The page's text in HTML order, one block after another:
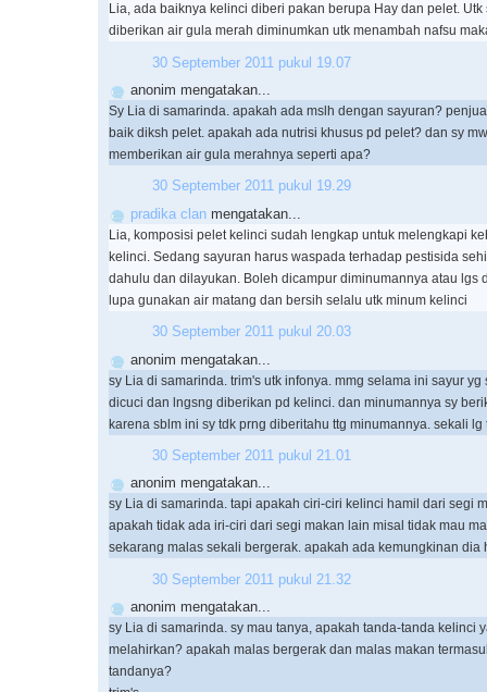
Lia, ada baiknya kelinci diberi pakan berupa Hay dan pelet. Utk
diberikan air gula merah diminumkan utk menambah nafsu
30 September 2011 pukul 19.07
anonim mengatakan...
Sy Lia di samarinda. apakah ada mslh dengan sayuran?
baik diksh pelet. apakah ada nutrisi khusus pd pelet? dan sy
memberikan air gula merahnya seperti apa?
30 September 2011 pukul 19.29
pradika clan mengatakan...
Lia, komposisi pelet kelinci sudah lengkap untuk melengkapi
kelinci. Sedang sayuran harus waspada terhadap pestisida
dahulu dan dilayukan. Boleh dicampur diminumannya atau lgs
lupa gunakan air matang dan bersih selalu utk minum kelinci
30 September 2011 pukul 20.03
anonim mengatakan...
sy Lia di samarinda. trim's utk infonya. mmg selama ini sayur yg
dicuci dan lngsng diberikan pd kelinci. dan minumannya sy
karena sblm ini sy tdk prng diberitahu ttg minumannya. sekali lg
30 September 2011 pukul 21.01
anonim mengatakan...
sy Lia di samarinda. tapi apakah ciri-ciri kelinci hamil dari segi
apakah tidak ada iri-ciri dari segi makan lain misal tidak mau
sekarang malas sekali bergerak. apakah ada kemungkinan dia
30 September 2011 pukul 21.32
anonim mengatakan...
sy Lia di samarinda. sy mau tanya, apakah tanda-tanda kelinci
melahirkan? apakah malas bergerak dan malas makan
tandanya?